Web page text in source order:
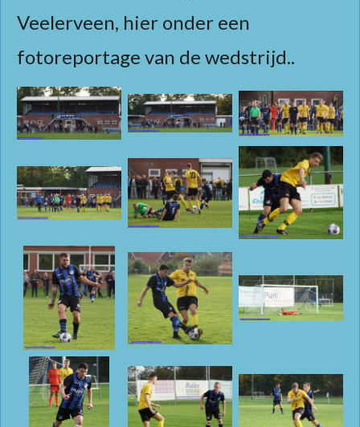
Veelerveen, hier onder een
fotoreportage van de wedstrijd..